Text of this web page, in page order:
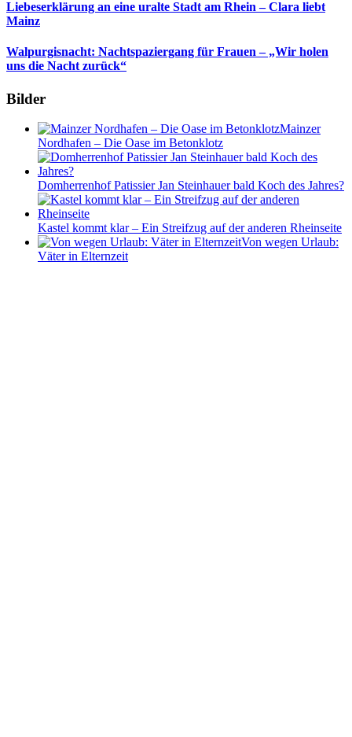
Liebeserklärung an eine uralte Stadt am Rhein – Clara liebt
Mainz
Walpurgisnacht: Nachtspaziergang für Frauen – „Wir holen
uns die Nacht zurück“
Bilder
Mainzer
Nordhafen – Die Oase im Betonklotz
Domherrenhof Patissier Jan Steinhauer bald Koch des Jahres?
Kastel kommt klar – Ein Streifzug auf der anderen Rheinseite
Von wegen Urlaub:
Väter in Elternzeit